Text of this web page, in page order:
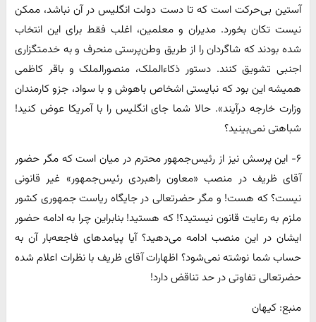
آستین بی‌‌حرکت است که تا دست دولت انگلیس در آن نباشد، ممکن
نیست تکان بخورد. مدیران و معلمین، اغلب فقط برای این انتخاب
شده بودند که شاگردان را از طریق وطن‌پرستی منحرف و به خدمتگزاری
اجنبی تشویق کنند. دستور ذکاء‌الملک، منصورالملک و باقر کاظمی
همیشه این بود که نبایستی اشخاص باهوش و با سواد، جزو کارمندان
وزارت خارجه درآیند». حالا شما جای انگلیس را با آمریکا عوض کنید!
شباهتی نمی‌بینید؟
۶- این پرسش نیز از رئیس‌جمهور محترم در میان است که مگر حضور
آقای ظریف در منصب «معاون راهبردی رئیس‌جمهور» غیر قانونی
نیست؟ که هست! و مگر حضرتعالی در جایگاه ریاست جمهوری کشور
ملزم به رعایت قانون نیستید؟! که هستید! بنابراین چرا به ادامه حضور
ایشان در این منصب ادامه می‌دهید؟ آیا پیامدهای فاجعه‌بار آن به
حساب شما نوشته نمی‌شود؟ اظهارات آقای ظریف با نظرات اعلام شده
حضرتعالی تفاوتی در حد تناقض دارد!
منبع: کیهان